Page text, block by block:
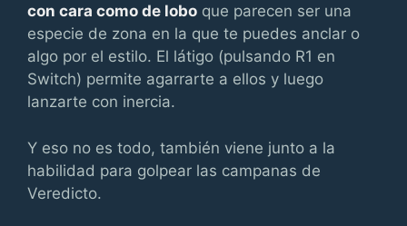
con cara como de lobo que parecen ser una
especie de zona en la que te puedes anclar o
algo por el estilo. El látigo (pulsando R1 en
Switch) permite agarrarte a ellos y luego
lanzarte con inercia.
Y eso no es todo, también viene junto a la
habilidad para golpear las campanas de
Veredicto.